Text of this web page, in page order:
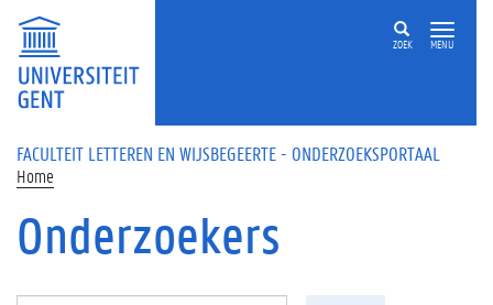
Overslaan en naar de inhoud gaan
ZOEK MENU
FACULTEIT LETTEREN EN WIJSBEGEERTE - ONDERZOEKSPORTAAL
Home
Onderzoekers